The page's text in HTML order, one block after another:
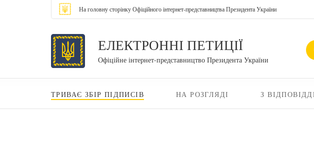
На головну сторінку Офіційного інтернет-представництва Президента України
ЕЛЕКТРОННІ ПЕТИЦІЇ
Офіційне інтернет-представництво Президента України
ТРИВАЄ ЗБІР ПІДПИСІВ НА РОЗГЛЯДІ З